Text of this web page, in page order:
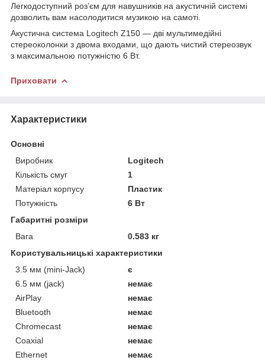
Легкодоступний роз’єм для навушників на акустичній системі
дозволить вам насолодитися музикою на самоті.
Акустична система Logitech Z150 — дві мультимедійні
стереоколонки з двома входами, що дають чистий стереозвук
з максимальною потужністю 6 Вт.
Приховати
Характеристики
Основні
Виробник
Logitech
Кількість смуг
1
Матеріал корпусу
Пластик
Потужність
6 Вт
Габаритні розміри
Вага
0.583 кг
Користувальницькі характеристики
3.5 мм (mini-Jack)
є
6.5 мм (jack)
немає
AirPlay
немає
Bluetooth
немає
Chromecast
немає
Coaxial
немає
Ethernet
немає